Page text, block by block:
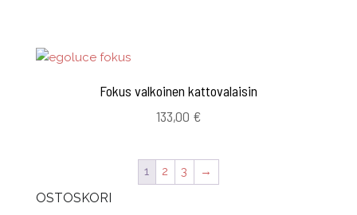
Fokus valkoinen kattovalaisin
133,00 €
1 2 3 →
OSTOSKORI